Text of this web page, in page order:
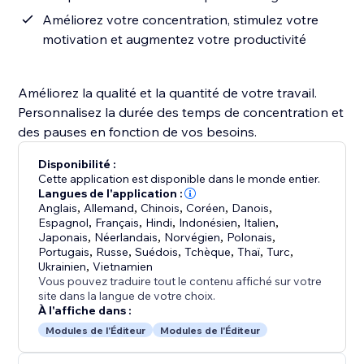
Améliorez votre concentration, stimulez votre
motivation et augmentez votre productivité
Améliorez la qualité et la quantité de votre travail.
Personnalisez la durée des temps de concentration et
des pauses en fonction de vos besoins.
Disponibilité :
Cette application est disponible dans le monde entier.
Langues de l'application :
Anglais, Allemand,Chinois,Coréen, Danois,
Espagnol, Français, Hindi, Indonésien, Italien,
Japonais, Néerlandais, Norvégien, Polonais,
Portugais, Russe,Suédois,Tchèque,Thaï,Turc,
Ukrainien,Vietnamien
Vous pouvez traduire tout le contenu affiché sur votre
site dans la langue de votre choix.
À l'affiche dans :
Modules de l'Éditeur Modules de l'Éditeur